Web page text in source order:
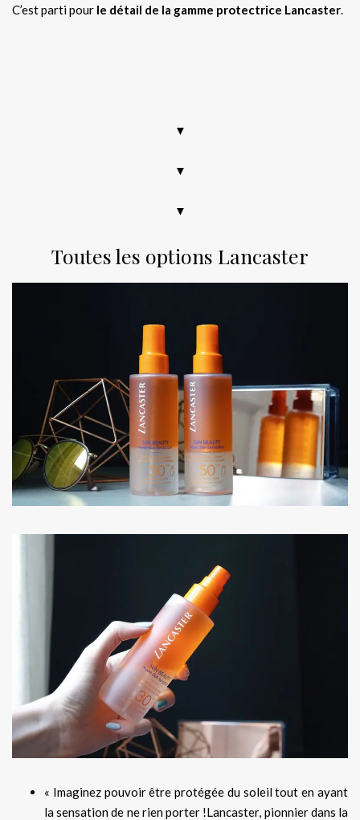
C’est parti pour le détail de la gamme protectrice Lancaster.
▼
▼
▼
Toutes les options Lancaster
« Imaginez pouvoir être protégée du soleil tout en ayant
la sensation de ne rien porter !Lancaster, pionnier dans la